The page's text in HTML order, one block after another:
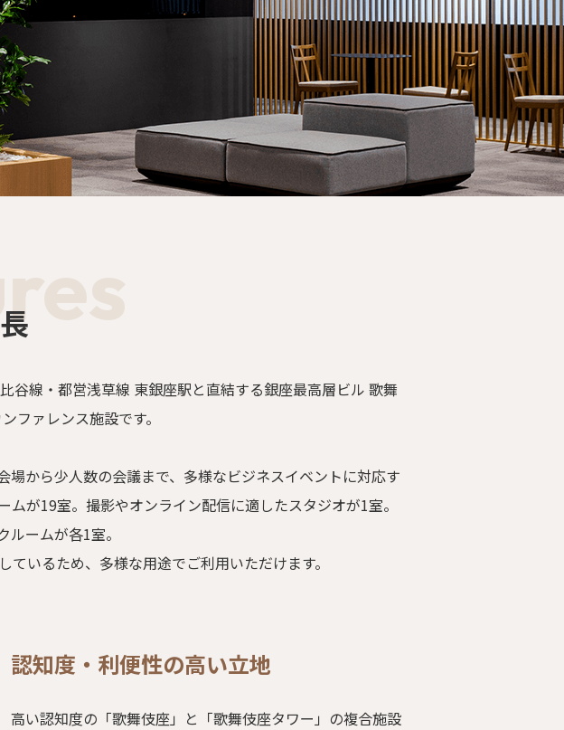
谷線・都営浅草線 東銀座駅と直結する銀座最高層ビル 歌舞
ファレンス施設です。
から少人数の会議まで、多様なビジネスイベントに対応す
が19室。撮影やオンライン配信に適したスタジオが1室。
ームが各1室。
いるため、多様な用途でご利用いただけます。
認知度・利便性の高い立地
高い認知度の「歌舞伎座」と「歌舞伎座タワー」の複合施設